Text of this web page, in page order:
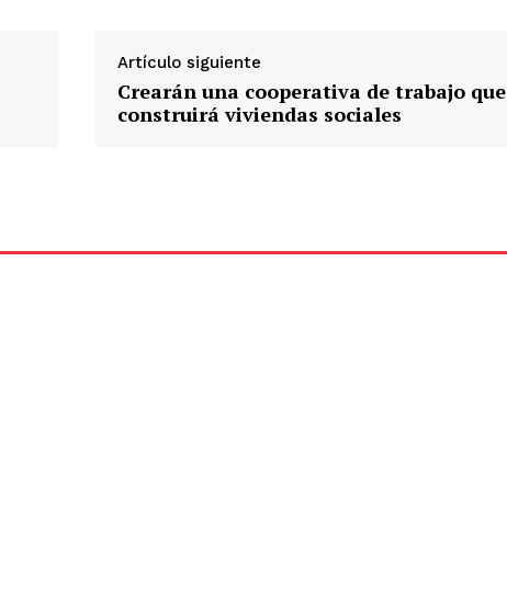
Artículo siguiente
Crearán una cooperativa de trabajo que
construirá viviendas sociales